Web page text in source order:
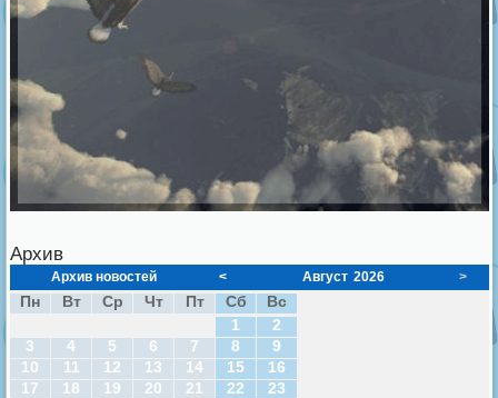
Архив
Архив новостей < Август 2026 >
Пн Вт Ср Чт Пт Сб
Вс
1
2
3
4 5 6 7 8
9
10
11 12 13 14 15
16
17
18 19 20 21 22
23